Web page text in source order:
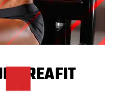
KREAFIT